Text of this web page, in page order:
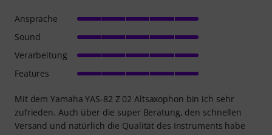
Mit dem Yamaha YAS-82 Z 02 Altsaxophon bin ich sehr
zufrieden. Auch über die super Beratung, den schnellen
Versand und natürlich die Qualität des Instruments habe
Ansprache
Sound
Verarbeitung
Features